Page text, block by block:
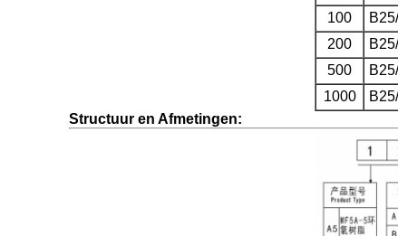
100
200
500
1000
Structuur en Afmetingen: